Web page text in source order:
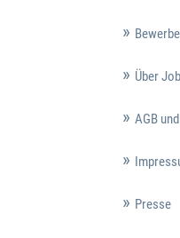
Über
AGB
Presse